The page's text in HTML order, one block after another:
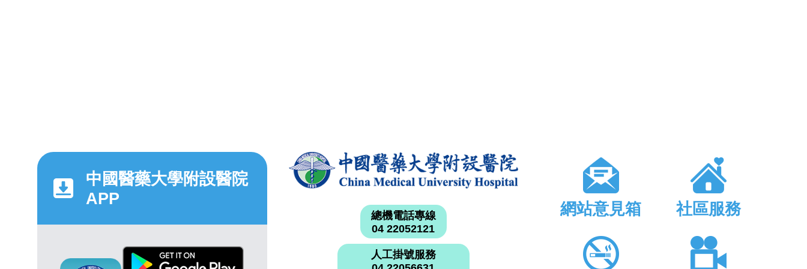
中國醫藥大學附設醫院
APP
總機電話專線
04 22052121
人工掛號服務
網站意見箱 社區服務